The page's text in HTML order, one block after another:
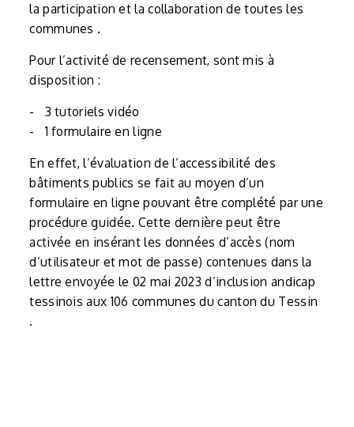
la participation et la collaboration de toutes les
communes .
Pour l’activité de recensement, sont mis à
disposition :
- 3 tutoriels vidéo
- 1 formulaire en ligne
En effet, l’évaluation de l’accessibilité des
bâtiments publics se fait au moyen d’un
formulaire en ligne pouvant être complété par une
procédure guidée. Cette dernière peut être
activée en insérant les données d’accès (nom
d’utilisateur et mot de passe) contenues dans la
lettre envoyée le 02 mai 2023 d’inclusion andicap
tessinois aux 106 communes du canton du Tessin
.